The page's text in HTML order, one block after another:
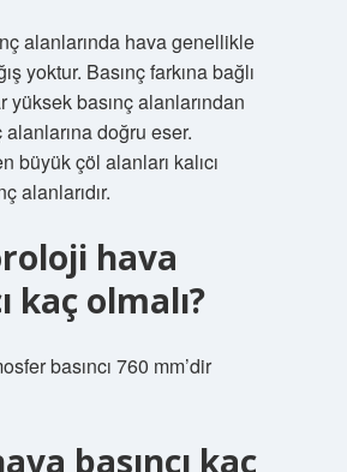
alanlarında hava genellikle
yoktur. Basınç farkına bağlı
yüksek basınç alanlarından
alanlarına doğru eser.
büyük çöl alanları kalıcı
alanlarıdır.
hava
kaç olmalı?
basıncı 760 mm’dir
basıncı kaç